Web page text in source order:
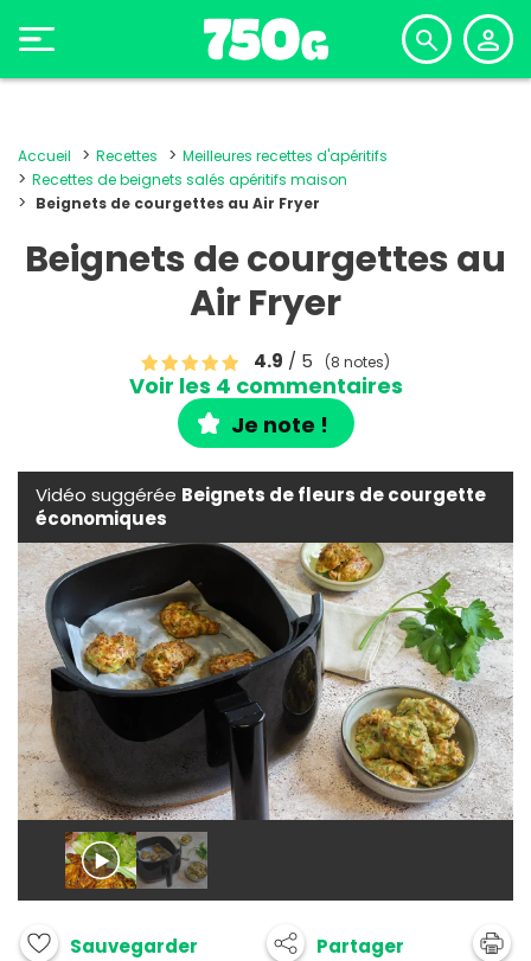
Accueil Recettes
Meilleures recettes d'apéritifs
Recettes de beignets salés apéritifs maison
Beignets de courgettes au Air Fryer
Beignets de courgettes au
Air Fryer
4.9 / 5 (8 notes)
Voir les 4 commentaires
Je note !
Vidéo suggérée Beignets de fleurs de courgette
économiques
Sauvegarder Partager